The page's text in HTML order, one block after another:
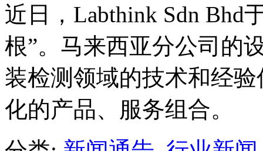
近日，Labthink Sdn Bhd
根”。马来西亚分公司的
装检测领域的技术和经
化的产品、服务组合。